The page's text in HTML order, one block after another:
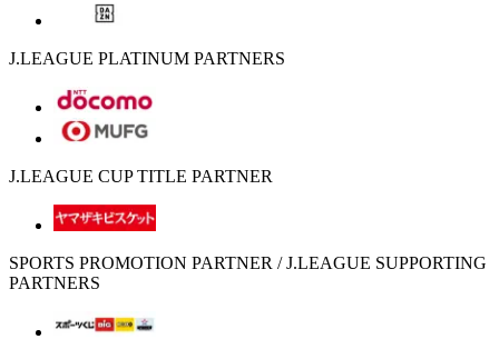
J.LEAGUE PLATINUM PARTNERS
J.LEAGUE CUP TITLE PARTNER
SPORTS PROMOTION PARTNER / J.LEAGUE SUPPORTING
PARTNERS